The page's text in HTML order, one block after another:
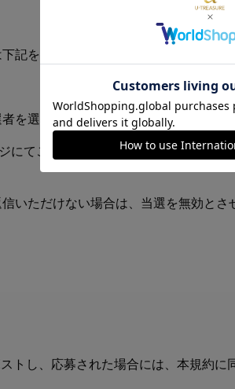
記をご確認ください。
を選出いたします。
にてご連絡いたしますので、アカウ
いただけない場合は、当選を無効とさ
トし、応募された場合には、本規約に